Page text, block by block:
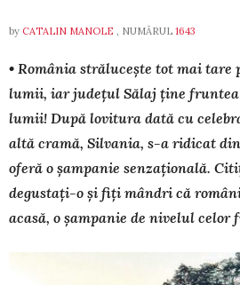
by CATALIN MANOLE , NUMĂRUL 1643
• România strălucește tot mai
lumii, iar județul Sălaj ține
lumii! După lovitura dată cu
altă cramă, Silvania, s-a ridicat
oferă o șampanie senzațională.
degustați-o și fiți mândri că
acasă, o șampanie de nivelul celor